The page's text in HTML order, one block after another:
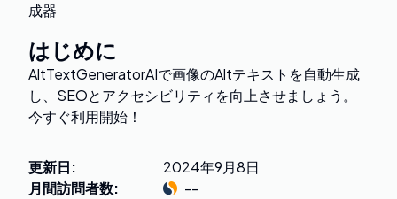
成器
はじめに
AltTextGeneratorAIで画像のAltテキストを自動生成
し、SEOとアクセシビリティを向上させましょう。
今すぐ利用開始！
更新日:
2024年9月8日
月間訪問者数:
--